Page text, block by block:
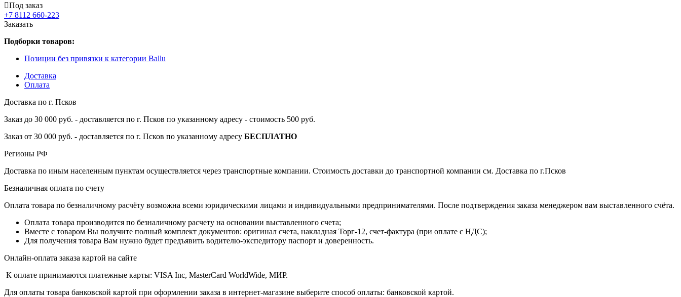
Под заказ
+7 8112 660-223
Заказать
Подборки товаров:
Позиции без привязки к категории Ballu
Доставка
Оплата
Доставка по г. Псков
Заказ до 30 000 руб. - доставляется по г. Псков по указанному адресу - стоимость 500 руб.
Заказ от 30 000 руб. - доставляется по г. Псков по указанному адресу БЕСПЛАТНО
Регионы РФ
Доставка по иным населенным пунктам осуществляется через транспортные компании. Стоимость доставки до транспортной компании см. Доставка по г.Псков
Безналичная оплата по счету
Оплата товара по безналичному расчёту возможна всеми юридическими лицами и индивидуальными предпринимателями. После подтверждения заказа менеджером вам выставленного счёта.
Оплата товара производится по безналичному расчету на основании выставленного счета;
Вместе с товаром Вы получите полный комплект документов: оригинал счета, накладная Торг-12, счет-фактура (при оплате с НДС);
Для получения товара Вам нужно будет предъявить водителю-экспедитору паспорт и доверенность.
Онлайн-оплата заказа картой на сайте
К оплате принимаются платежные карты: VISA Inc, MasterCard WorldWide, МИР.
Для оплаты товара банковской картой при оформлении заказа в интернет-магазине выберите способ оплаты: банковской картой.